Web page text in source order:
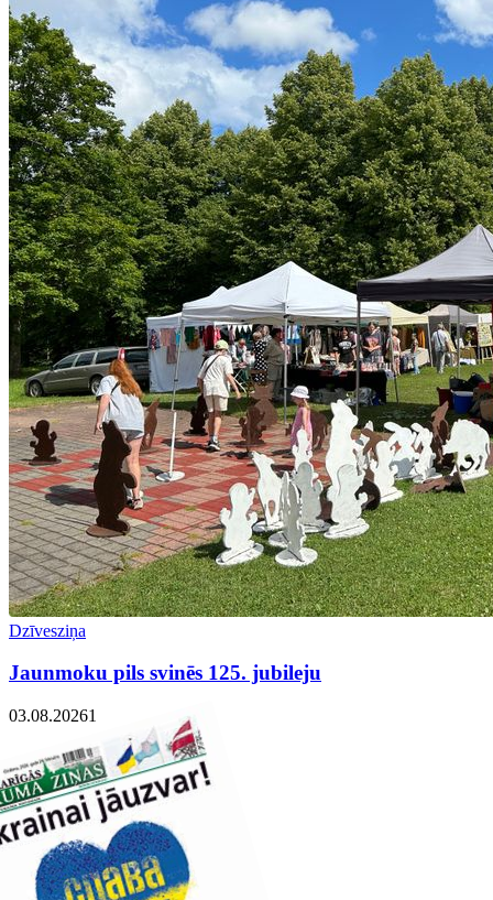
Dzīvesziņa
Jaunmoku pils svinēs 125. jubileju
03.08.20261